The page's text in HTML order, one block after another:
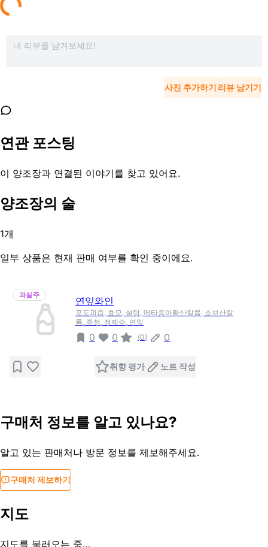
사진 추가하기 리뷰 남기기
연관 포스팅
이 양조장과 연결된 이야기를 찾고 있어요.
양조장의 술
1개
일부 상품은 현재 판매 여부를 확인 중이에요.
과실주
연잎와인
포도과즙, 효모, 설탕, 메타중아황산칼륨, 소브산칼
륨, 주정, 정제수, 연잎
0 0 (0) 0
취향 평가 노트 작성
구매처 정보를 알고 있나요?
알고 있는 판매처나 방문 정보를 제보해주세요.
구매처 제보하기
지도
지도를 불러오는 중…